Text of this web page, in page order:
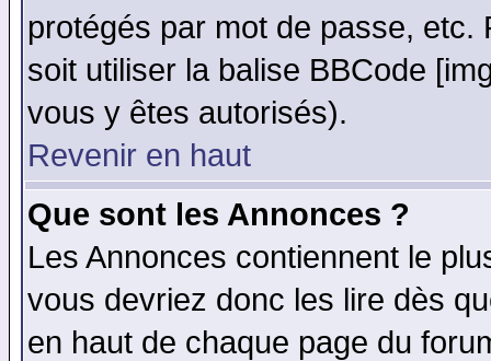
protégés par mot de passe,
soit utiliser la balise BBCode
vous y êtes autorisés).
Revenir en haut
Que sont les Annonces ?
Les Annonces contiennent le
vous devriez donc les lire dès
en haut de chaque page du